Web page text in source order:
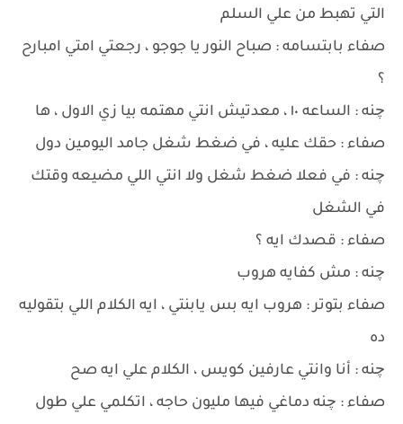
التي تهبط من علي السلم
صفاء بابتسامه : صباح النور يا جوجو ، رجعتي امتي امبارح
؟
چنه : الساعه ١٠ ، معدتيش انتي مهتمه بيا زي الاول ، ها
صفاء : حقك عليه ، في ضغط شغل جامد اليومين دول
چنه : في فعلا ضغط شغل ولا انتي اللي مضيعه وقتك
في الشغل
صفاء : قصدك ايه ؟
چنه : مش كفايه هروب
صفاء بتوتر : هروب ايه بس يابنتي ، ايه الكلام اللي بتقوليه
ده
چنه : أنا وانتي عارفين كويس ، الكلام علي ايه صح
صفاء : چنه دماغي فيها مليون حاجه ، اتكلمي علي طول